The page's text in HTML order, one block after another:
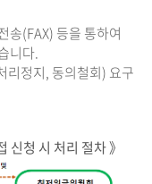
송(FAX) 등을 통하여
니다.
정지, 동의철회) 요구
신청 시 처리 절차 》